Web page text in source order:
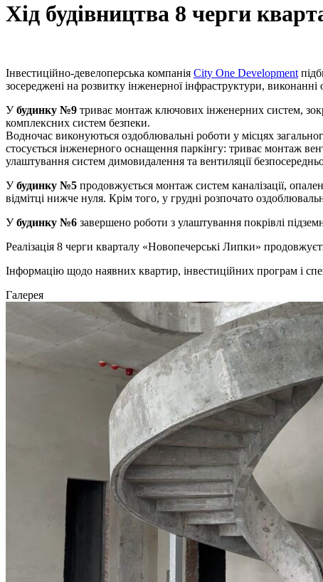
Хід будівництва 8 черги
Інвестиційно-девелоперська компанія City One Development
зосереджені на розвитку інженерної інфраструктури,
Убудинку №9 триває монтаж ключових інженерних систем,
комплексних систем безпеки.
Водночас виконуються оздоблювальні роботи у місцях
стосується інженерного оснащення паркінгу: триває монтаж
улаштування систем димовидалення та вентиляції
Убудинку №5 продовжується монтаж систем каналізації,
відмітці нижче нуля. Крім того, у грудні розпочато
Убудинку №6 завершено роботи з улаштування покрівлі
Реалізація 8 черги кварталу «Новопечерські Липки»
Інформацію щодо наявних квартир, інвестиційних програм і
Галерея